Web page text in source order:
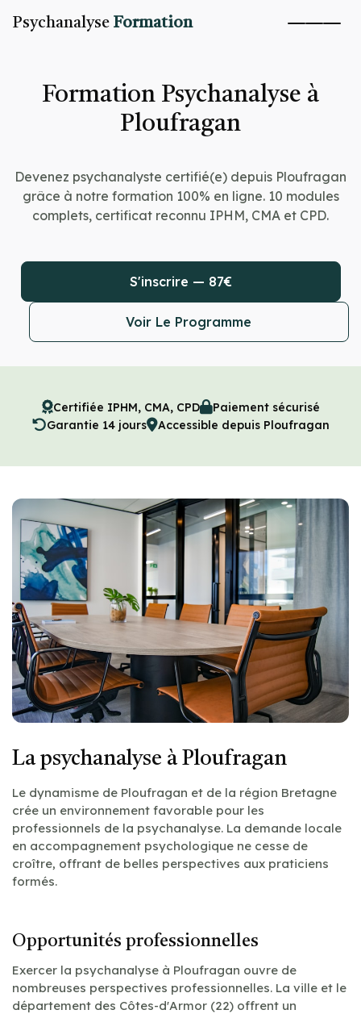
Psychanalyse Formation
Formation Psychanalyse à
Ploufragan
Devenez psychanalyste certifié(e) depuis Ploufragan
grâce à notre formation 100% en ligne. 10 modules
complets, certificat reconnu IPHM, CMA et CPD.
S'inscrire — 87€
Voir Le Programme
Certifiée IPHM, CMA, CPD
Paiement sécurisé
Garantie 14 jours
Accessible depuis Ploufragan
La psychanalyse à Ploufragan
Le dynamisme de Ploufragan et de la région Bretagne
crée un environnement favorable pour les
professionnels de la psychanalyse. La demande locale
en accompagnement psychologique ne cesse de
croître, offrant de belles perspectives aux praticiens
formés.
Opportunités professionnelles
Exercer la psychanalyse à Ploufragan ouvre de
nombreuses perspectives professionnelles. La ville et le
département des Côtes-d'Armor (22) offrent un